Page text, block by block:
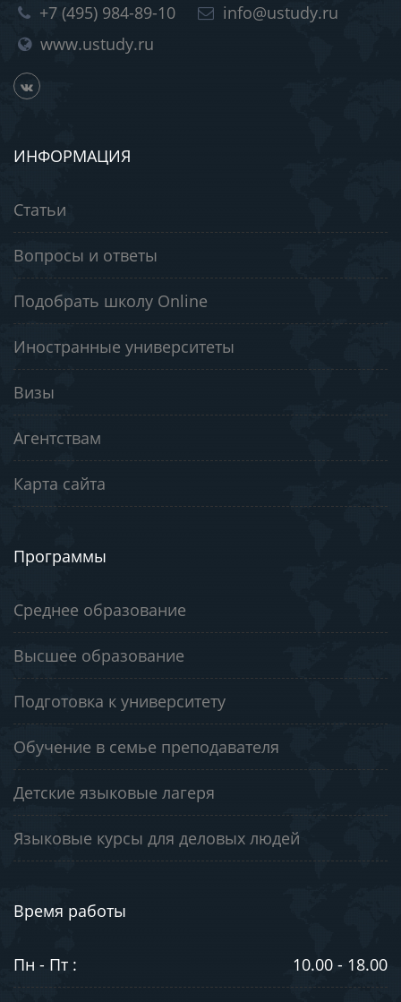
+7 (495) 984-89-10
info@ustudy.ru
www.ustudy.ru
ИНФОРМАЦИЯ
Статьи
Вопросы и ответы
Подобрать школу Online
Иностранные университеты
Визы
Агентствам
Карта сайта
Программы
Среднее образование
Высшее образование
Подготовка к университету
Обучение в семье преподавателя
Детские языковые лагеря
Языковые курсы для деловых людей
Время работы
Пн - Пт : 10.00 - 18.00